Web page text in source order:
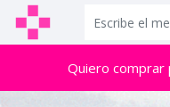
Quiero comprar